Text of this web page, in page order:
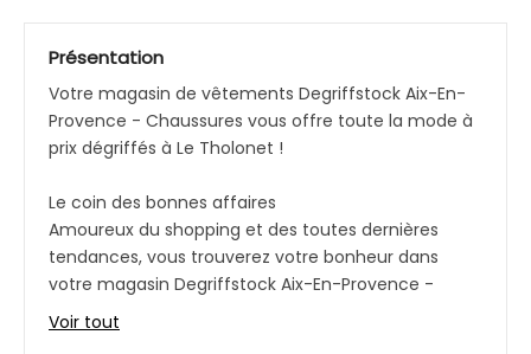
Présentation
Votre magasin de vêtements Degriffstock Aix-En-
Provence - Chaussures vous offre toute la mode à
prix dégriffés à Le Tholonet !
Le coin des bonnes affaires
Amoureux du shopping et des toutes dernières
tendances, vous trouverez votre bonheur dans
votre magasin Degriffstock Aix-En-Provence -
Chaussures : un tas de grandes marques à prix
imbattables vous attendent, de quoi pouvoir
Voir tout